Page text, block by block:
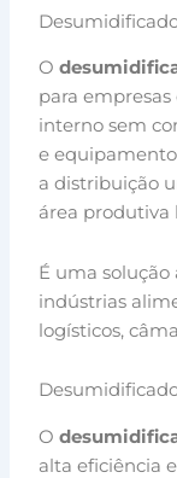
O
para
interno sem
e
a distribuição
área produtiva
É uma
indústrias
logísticos,
O
alta eficiência